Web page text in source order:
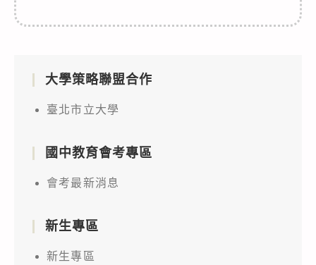
大學策略聯盟合作
臺北市立大學
國中教育會考專區
會考最新消息
新生專區
新生專區